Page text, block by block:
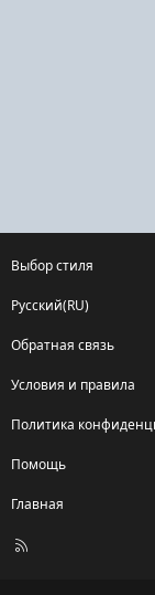
Выбор стиля
Русский(RU)
Обратная связь
Условия и правила
Политика
Помощь
Главная
R